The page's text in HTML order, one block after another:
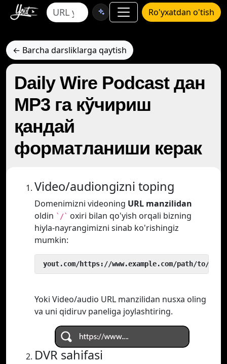
Ro'yxatdan o'tish
← Barcha darsliklarga qaytish
Daily Wire Podcast дан
MP3 га кўчириш
қандай
форматланиши керак
Video/audiongizni toping
Domenimizni videoning URL manzilidan
oldin `/` oxiri bilan qo'yish orqali bizning
hiyla-nayrangimizni sinab ko'rishingiz
mumkin:
yout.com/https://www.example.com/path/to/
Yoki Video/audio URL manzilidan nusxa oling
va uni qidiruv paneliga joylashtiring.
DVR sahifasi